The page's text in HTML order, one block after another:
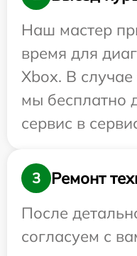
Наш мастер
время для
Xbox. В
мы бесплатно
сервис в
3
Ремонт
После
согласуем с